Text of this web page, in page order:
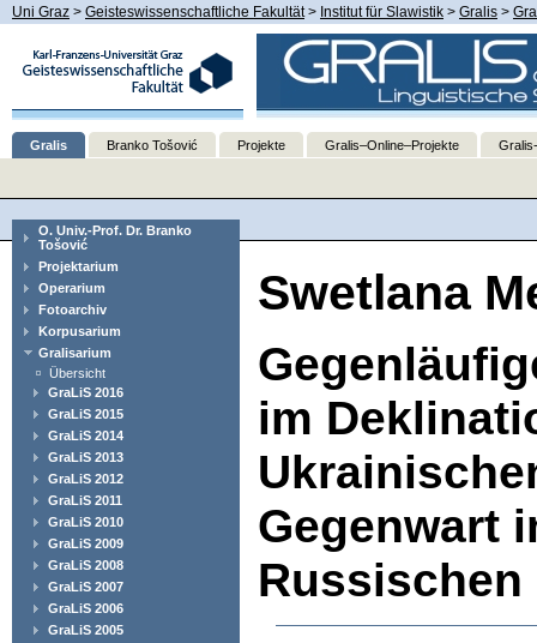
Uni Graz > Geisteswissenschaftliche Fakultät> Institut für Slawistik > Gralis >
Gralis Branko Tošović Projekte Gralis–Online–Projekte
O. Univ.-Prof. Dr. Branko
Tošović
Projektarium
Operarium
Fotoarchiv
Korpusarium
Gralisarium
Übersicht
GraLiS 2016
GraLiS 2015
GraLiS 2014
GraLiS 2013
GraLiS 2012
GraLiS 2011
GraLiS 2010
GraLiS 2009
GraLiS 2008
GraLiS 2007
GraLiS 2006
GraLiS 2005
Swetlana
im
Gegenwart
Russischen